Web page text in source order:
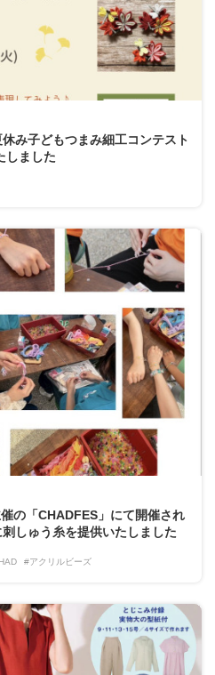
み子どもつまみ細工コンテスト
しました
の「CHADFES」にて開催され
しゅう糸を提供いたしました
#アクリルビーズ